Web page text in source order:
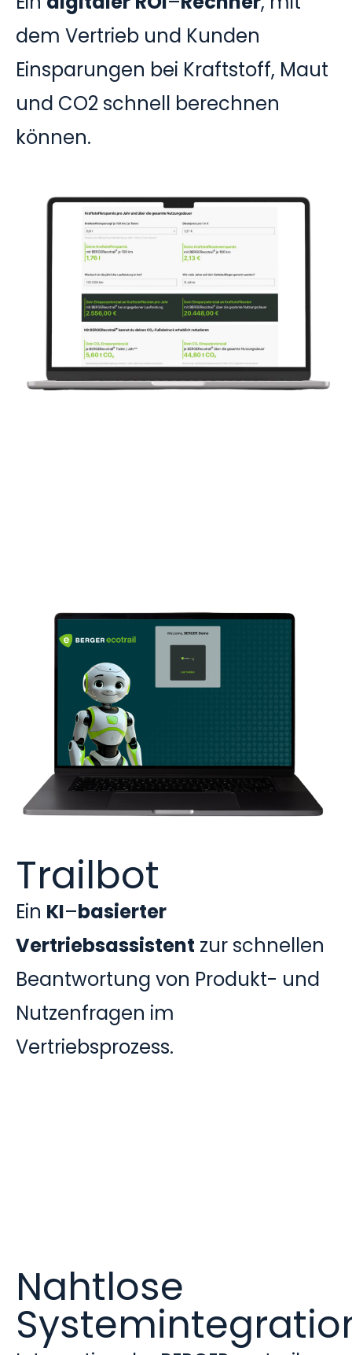
dem Vertrieb und Kunden
Einsparungen bei Kraftstoff, Maut
und CO2 schnell berechnen
können.
Trailbot
Ein KI–basierter
Vertriebsassistent zur schnellen
Beantwortung von Produkt- und
Nutzenfragen im
Vertriebsprozess.
Nahtlose